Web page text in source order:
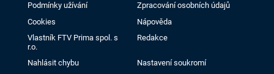
Podmínky užívání
Zpracování osobních údajů
Cookies
Nápověda
Vlastník FTV Prima spol. s
r.o.
Redakce
Nahlásit chybu Nastavení soukromí